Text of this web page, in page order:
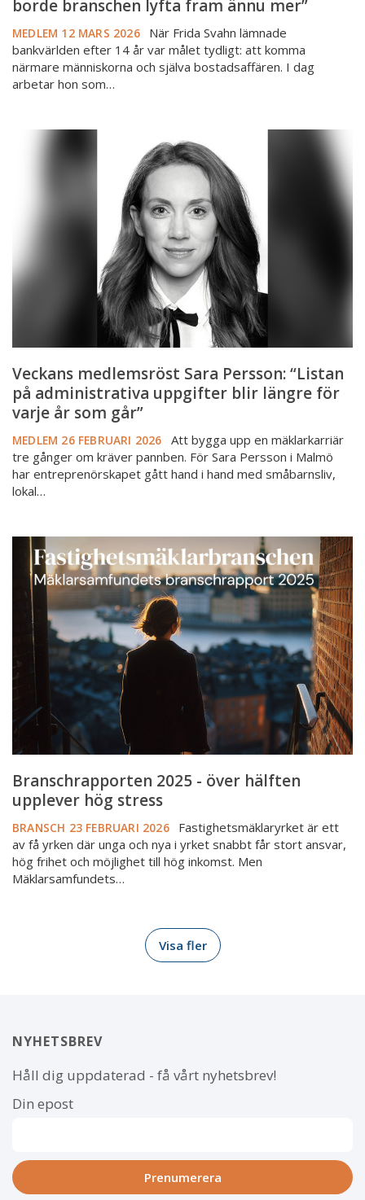
borde branschen lyfta fram ännu mer”
MEDLEM 12 MARS 2026
När Frida Svahn lämnade
bankvärlden efter 14 år var målet tydligt: att komma
närmare människorna och själva bostadsaffären. I dag
arbetar hon som…
Veckans
uppgifter
blir
varje
år
som
går”
Veckans medlemsröst Sara Persson: “Listan
på administrativa uppgifter blir längre för
varje år som går”
MEDLEM 26 FEBRUARI 2026
Att bygga upp en mäklarkarriär
tre gånger om kräver pannben. För Sara Persson i Malmö
har entreprenörskapet gått hand i hand med småbarnsliv,
lokal…
Branschrapporten
2025
över
hälften
upplever
stress
Branschrapporten 2025 - över hälften
upplever hög stress
BRANSCH 23 FEBRUARI 2026
Fastighetsmäklaryrket är ett
av få yrken där unga och nya i yrket snabbt får stort ansvar,
hög frihet och möjlighet till hög inkomst. Men
Mäklarsamfundets…
Visa fler
NYHETSBREV
Håll dig uppdaterad - få vårt nyhetsbrev!
Din epost